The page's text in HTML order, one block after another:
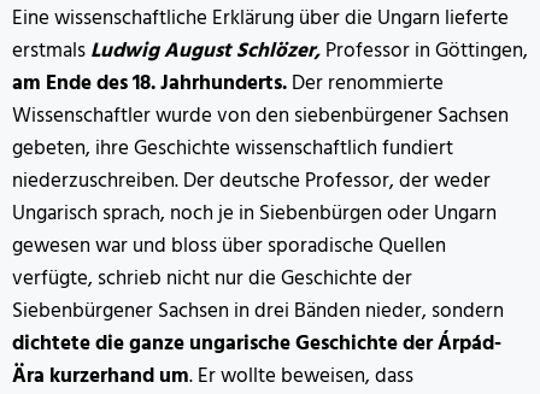
Eine wissenschaftliche Erklärung über die Ungarn lieferte
erstmalsLudwig August Schlözer,Professor in Göttingen,
am Ende des 18. Jahrhunderts.Der renommierte
Wissenschaftler wurde von den siebenbürgener Sachsen
gebeten, ihre Geschichte wissenschaftlich fundiert
niederzuschreiben. Der deutsche Professor, der weder
Ungarisch sprach, noch je in Siebenbürgen oder Ungarn
gewesen war und bloss über sporadische Quellen
verfügte, schrieb nicht nur die Geschichte der
Siebenbürgener Sachsen in drei Bänden nieder, sondern
dichtete die ganze ungarische Geschichte der Árpád-
Ära kurzerhand um. Er wollte beweisen, dass